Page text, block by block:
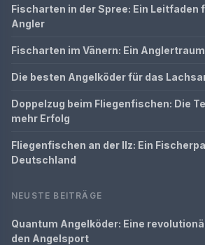
Fischarten in der Spree: Ein Leitfaden
Angler
Fischarten im Vänern: Ein
Die besten Angelköder für das
Doppelzug beim Fliegenfischen: Die
mehr Erfolg
Fliegenfischen an der Ilz: Ein
Deutschland
NEUSTE BEITRÄGE
Quantum Angelköder: Eine
den Angelsport